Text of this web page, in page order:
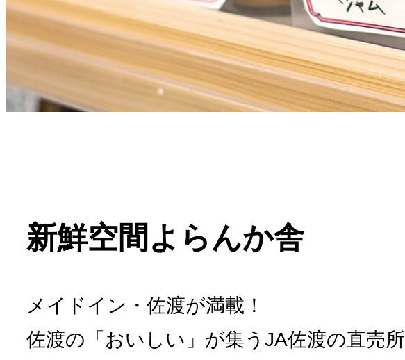
新鮮空間よらんか舎
メイドイン・佐渡が満載！
佐渡の「おいしい」が集うJA佐渡の直売所